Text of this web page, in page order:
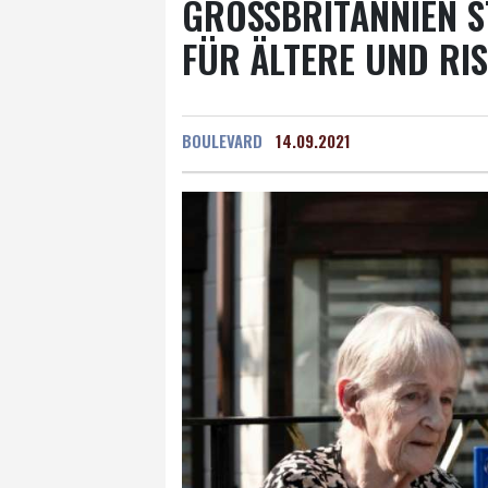
GROSSBRITANNIEN
ÜR ÄLTERE UND
BOULEVARD 14.09.2021